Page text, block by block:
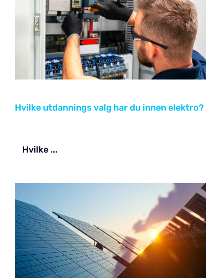
Hvilke utdannings valg har du innen elektro?
Hvilke ...